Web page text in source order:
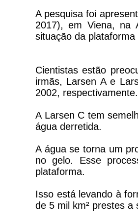
A pesquisa foi
2017), em Viena, na
situação da
Cientistas estão
irmãs, Larsen A e
2002, respectivamente.
A Larsen C tem
água derretida.
A água se torna um
no gelo. Esse
plataforma.
Isso está levando à
de 5 mil km² prestes a